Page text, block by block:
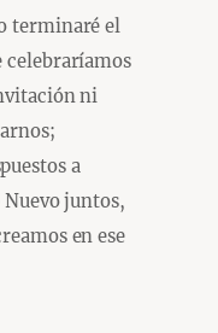
terminaré el
celebraríamos
ni
a
Nuevo juntos,
en ese